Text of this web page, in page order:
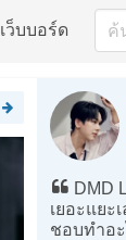
เว็บบอร์ด
DMD
เยอะแย
ชอบทำอ